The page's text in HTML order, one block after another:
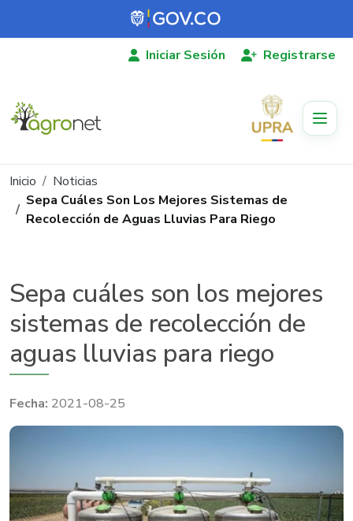
Pasar al contenido principal
Iniciar Sesión Registrarse
Ruta de navegación
Inicio
Noticias
Sepa Cuáles Son Los Mejores Sistemas de
Recolección de Aguas Lluvias Para Riego
Sepa cuáles son los mejores
sistemas de recolección de
aguas lluvias para riego
2021-08-25